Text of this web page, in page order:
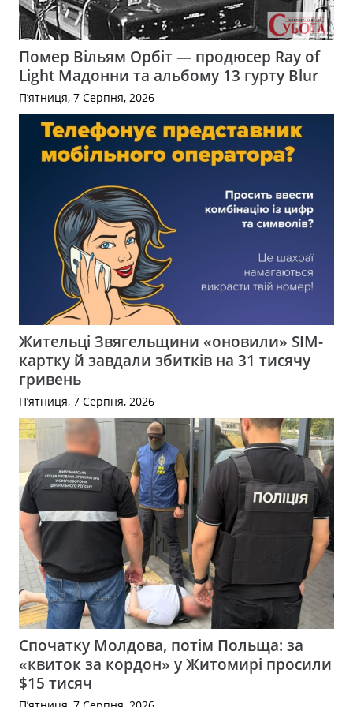
Помер Вільям Орбіт — продюсер Ray of
Light Мадонни та альбому 13 гурту Blur
П’ятниця, 7 Серпня, 2026
Жительці Звягельщини «оновили» SIM-
картку й завдали збитків на 31 тисячу
гривень
П’ятниця, 7 Серпня, 2026
Спочатку Молдова, потім Польща: за
«квиток за кордон» у Житомирі просили
$15 тисяч